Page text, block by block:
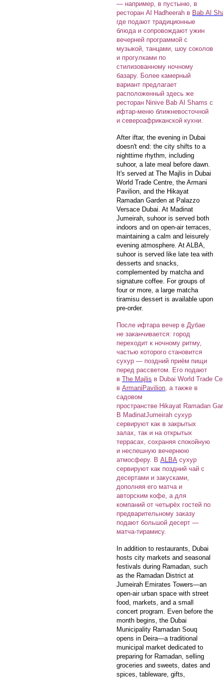
— например, в пустыню, в
ресторан Al Hadheerah в Bab Al
где подают традиционные
блюда и сопровождают ужин
вечерней программой с
музыкой, танцами, шоу соколов
и прогулками по
стилизованному ночному
базару. Более камерный
вариант предлагает
расположенный здесь же
ресторан Ninive Bab Al Shams с
ифтар-меню ближневосточной
и североафриканской кухни.
After iftar, the evening in Dubai
doesn't end: the city shifts to a
nighttime rhythm, including
suhoor, a late meal before dawn.
It's served at The Majlis in Dubai
World Trade Centre, the Armani
Pavilion, and the Hikayat
Ramadan Garden at Palazzo
Versace Dubai. At Madinat
Jumeirah, suhoor is served both
indoors and on open-air terraces,
maintaining a calm and leisurely
evening atmosphere. At ALBA,
suhoor is served like late tea with
desserts and snacks,
complemented by matcha and
signature coffee. For groups of
four or more, a large matcha
tiramisu dessert is available upon
pre-order.
После ифтара вечер в Дубае
не заканчивается: город
переходит к ночному ритму,
частью которого становится
сухур — поздний приём пищи
перед рассветом. Его подают
в The Majlis в Dubai World Trade
в ArmaniPavilion, а также в
садовом
пространстве Hikayat Ramadan
В MadinatJumeirah сухур
сервируют как в закрытых
залах, так и на открытых
террасах, сохраняя спокойную
и неспешную вечернюю
атмосферу. В ALBA сухур
сервируют как поздний чай с
десертами и закусками,
дополняя его матча и
авторским кофе, а для
компаний от четырёх гостей по
предварительному заказу
подают большой десерт —
матча-тирамису.
In addition to restaurants, Dubai
hosts city markets and seasonal
festivals during Ramadan, such
as the Ramadan District at
Jumeirah Emirates Towers—an
open-air urban space with street
food, markets, and a small
concert program. Even before the
month begins, the Dubai
Municipality Ramadan Souq
opens in Deira—a traditional
municipal market dedicated to
preparing for Ramadan, selling
groceries and sweets, dates and
spices, tableware, gifts,